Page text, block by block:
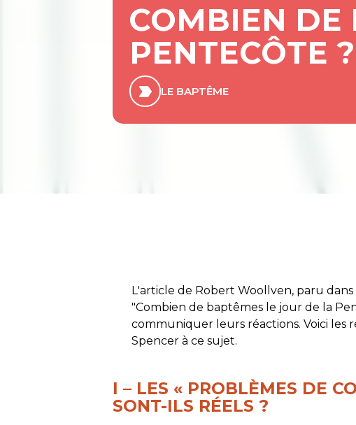
COMBIEN DE
PENTECÔTE
LE BAPTÊME
L'article de Robert Woollven, paru
"Combien de baptêmes le jour de la
communiquer leurs réactions. Voici les
Spencer à ce sujet.
I – LES « PROBLÈMES DE
SONT-ILS RÉELS ?